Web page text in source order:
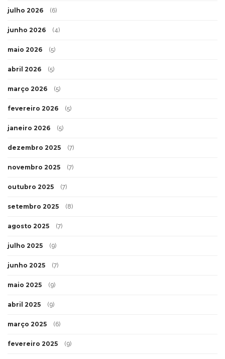
julho 2026 (6)
junho 2026 (4)
maio 2026 (5)
abril 2026 (5)
março 2026 (5)
fevereiro 2026 (5)
janeiro 2026 (5)
dezembro 2025 (7)
novembro 2025 (7)
outubro 2025 (7)
setembro 2025 (8)
agosto 2025 (7)
julho 2025 (9)
junho 2025 (7)
maio 2025 (9)
abril 2025 (9)
março 2025 (6)
fevereiro 2025 (9)